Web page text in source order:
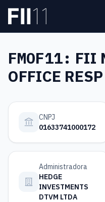
Pular para o conteúdo
FMOF11: FII
OFFICE
CNPJ
01633741000172
Administradora
HEDGE
INVESTMENTS
DTVM LTDA